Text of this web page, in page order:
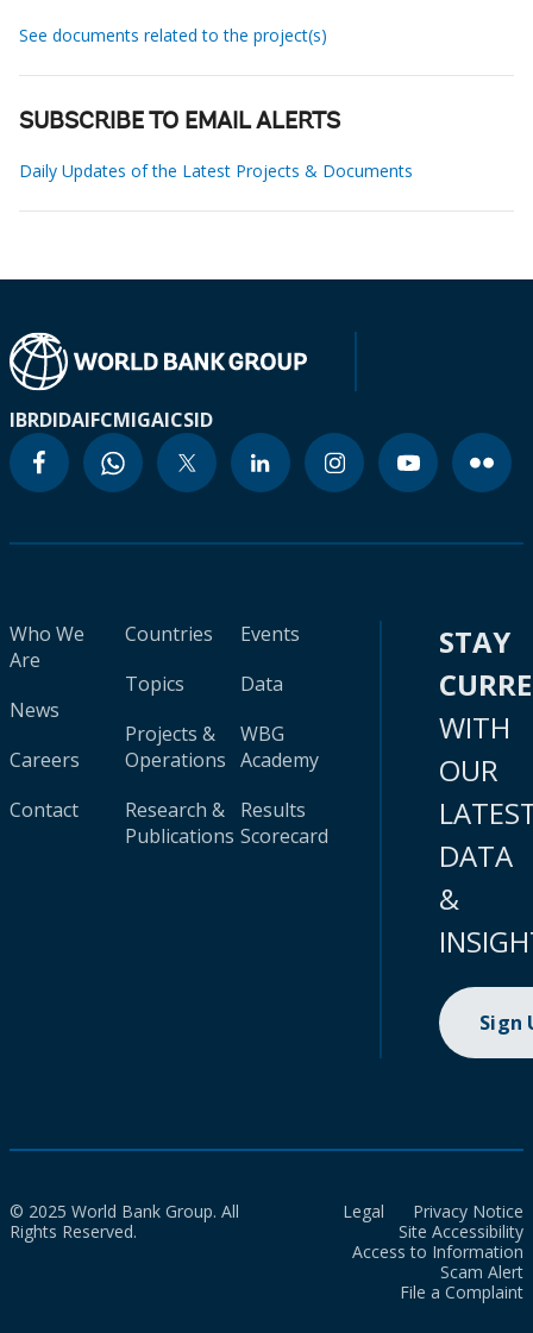
See documents related to the project(s)
SUBSCRIBE TO EMAIL ALERTS
Daily Updates of the Latest Projects & Documents
IBRDIDAIFCMIGAICSID
Who We
Are
News
Careers
Contact
Countries
Topics
Projects &
Operations
Research &
Publications
Events
Data
WBG
Academy
Results
Scorecard
STAY
WITH
OUR
DATA
&
Sign
© 2025 World Bank Group. All
Rights Reserved.
Legal
Privacy Notice
Site Accessibility
Access to Information
Scam Alert
File a Complaint